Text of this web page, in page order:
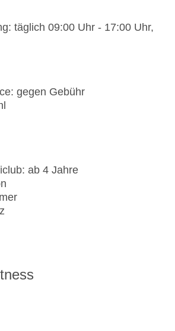
täglich 09:00 Uhr - 17:00 Uhr,
gegen Gebühr
ab 4 Jahre